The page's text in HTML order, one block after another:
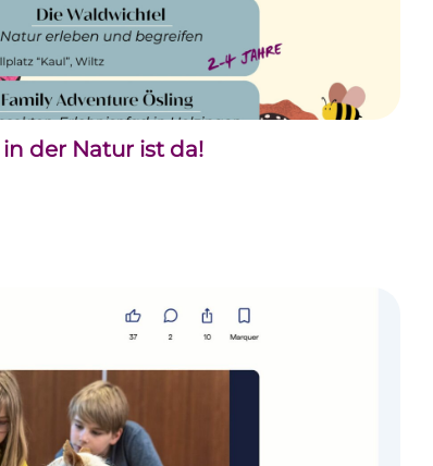
der Natur ist da!